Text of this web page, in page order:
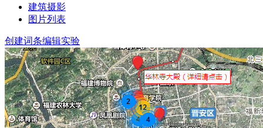
建筑摄影
图片列表
创建词条编辑实验